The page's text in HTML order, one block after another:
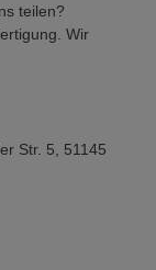
teilen?
Wir
Str. 5, 51145